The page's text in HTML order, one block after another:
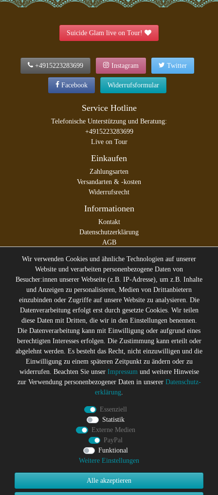
Suicide Glam live on Tour!
+4915223283699 Instagram Twitter
Facebook Widerrufsformular
Service Hotline
Telefonische Unterstützung und Beratung:
+4915223283699
Live on Tour
Einkaufen
Zahlungsarten
Versandarten & -kosten
Widerrufsrecht
Informationen
Kontakt
Datenschutzerklärung
AGB
* Alle Preise inkl. gesetzl. Mehrwertsteuer zzgl.Versandkosten
** Die durchgestrichenen Preise entsprechen dem ehemaligen
Preis des Verkäufers
Gerne halten wir Sie auf dem
Laufenden
Abonniere den Suicide Glam Newsletter um über Trends,
Schnäppchen, Gutscheine Aktionen und Angebote per E-
Mail informiert zu werden, und erhalte einen 10% Rabatt
Gutschein nach erfolgreicher Anmeldung. Eine
Abmeldung ist jederzeit möglich
Hiermit bestätige ich, dass ich dieDaten­schutz­erklärung
habe. Meine Einwilligung kann ich jederzeit widerrufen.**
Abonnieren
** Hierbei handelt es sich um ein Pflichtfeld.
Wir verwenden Cookies und ähnliche Technologien auf unserer
Website und verarbeiten personenbezogene Daten von
Besucher:innen unserer Webseite (z.B. IP-Adresse), um z.B. Inhalte
und Anzeigen zu personalisieren, Medien von Drittanbietern
einzubinden oder Zugriffe auf unsere Website zu analysieren. Die
Datenverarbeitung erfolgt erst durch gesetzte Cookies. Wir teilen
diese Daten mit Dritten, die wir in den Einstellungen benennen.
Die Datenverarbeitung kann mit Einwilligung oder aufgrund eines
berechtigten Interesses erfolgen. Die Zustimmung kann erteilt oder
abgelehnt werden. Es besteht das Recht, nicht einzuwilligen und die
Einwilligung zu einem späteren Zeitpunkt zu ändern oder zu
widerrufen. Beachten Sie unser Impressumund weitere Hinweise
zur Verwendung personenbezogener Daten in unserer Daten­schutz­
erklärung.
Essenziell
Statistik
Externe Medien
PayPal
Funktional
Weitere Einstellungen
Alle akzeptieren